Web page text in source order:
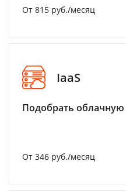
От 815 руб./месяц
IaaS
Подобрать облачную
От 346 руб./месяц